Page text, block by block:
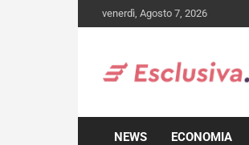
to
venerdì, Agosto 7, 2026
NEWS ECONOMIA